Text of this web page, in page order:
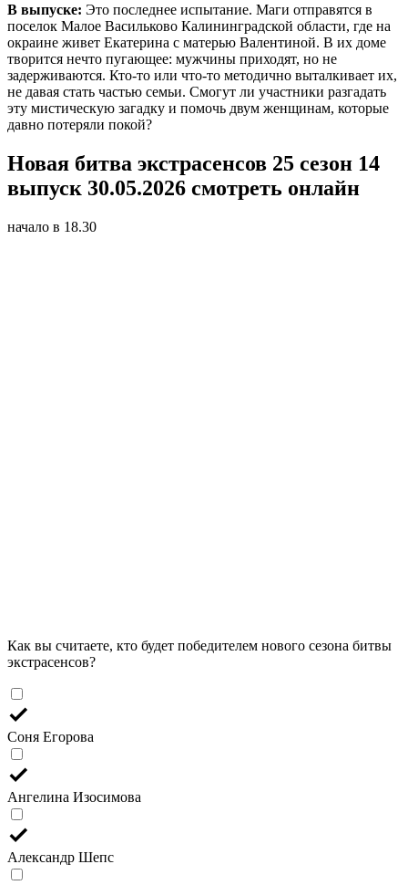
В выпуске: Это последнее испытание. Маги отправятся в
поселок Малое Васильково Калининградской области, где на
окраине живет Екатерина с матерью Валентиной. В их доме
творится нечто пугающее: мужчины приходят, но не
задерживаются. Кто-то или что-то методично выталкивает их,
не давая стать частью семьи. Смогут ли участники разгадать
эту мистическую загадку и помочь двум женщинам, которые
давно потеряли покой?
Новая битва экстрасенсов 25 сезон 14
выпуск 30.05.2026 смотреть онлайн
начало в 18.30
Как вы считаете, кто будет победителем нового сезона битвы
экстрасенсов?
Соня Егорова
Ангелина Изосимова
Александр Шепс